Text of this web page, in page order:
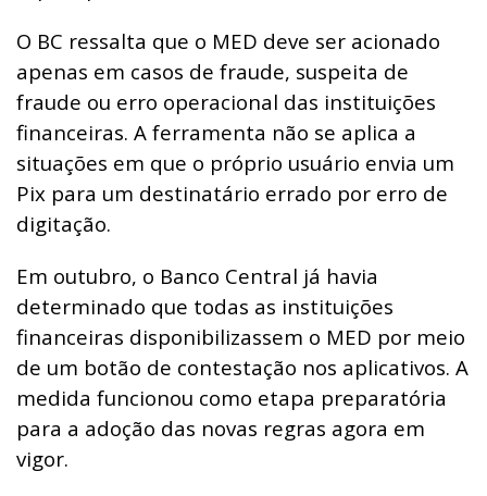
O BC ressalta que o MED deve ser acionado
apenas em casos de fraude, suspeita de
fraude ou erro operacional das instituições
financeiras. A ferramenta não se aplica a
situações em que o próprio usuário envia um
Pix para um destinatário errado por erro de
digitação.
Em outubro, o Banco Central já havia
determinado que todas as instituições
financeiras disponibilizassem o MED por meio
de um botão de contestação nos aplicativos. A
medida funcionou como etapa preparatória
para a adoção das novas regras agora em
vigor.